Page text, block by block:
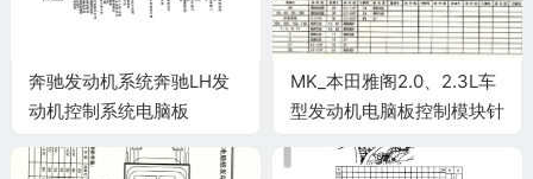
奔驰发动机系统奔驰LH发
动机控制系统电脑板
MK_本田雅阁2.0、2.3L车
型发动机电脑板控制模块针